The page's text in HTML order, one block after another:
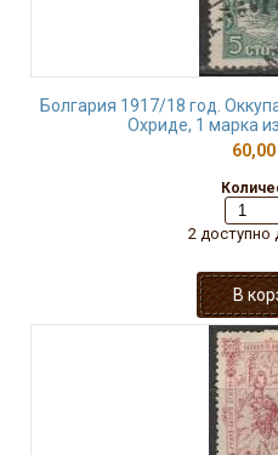
Болгария 1917/18 год.
Охриде, 1 марка
60,00
2 доступно